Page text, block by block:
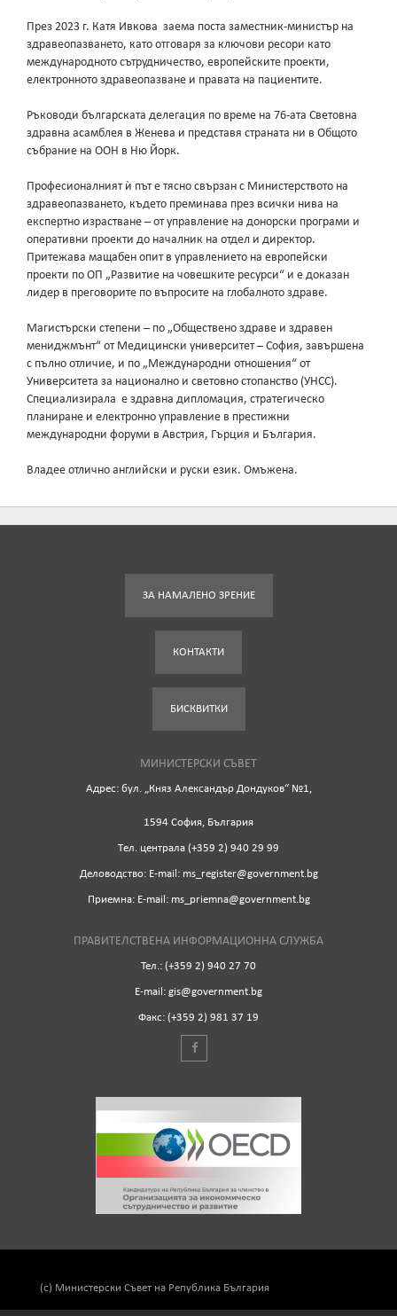
През 2023 г. Катя Ивкова заема поста заместник-министър на
здравеопазването, като отговаря за ключови ресори като
международното сътрудничество, европейските проекти,
електронното здравеопазване и правата на пациентите.
Ръководи българската делегация по време на 76-ата Световна
здравна асамблея в Женева и представя страната ни в Общото
събрание на ООН в Ню Йорк.
Професионалният ѝ път е тясно свързан с Министерството на
здравеопазването, където преминава през всички нива на
експертно израстване – от управление на донорски програми и
оперативни проекти до началник на отдел и директор.
Притежава мащабен опит в управлението на европейски
проекти по ОП „Развитие на човешките ресурси“ и е доказан
лидер в преговорите по въпросите на глобалното здраве.
Магистърски степени – по „Обществено здраве и здравен
мениджмънт“ от Медицински университет – София, завършена
с пълно отличие, и по „Международни отношения“ от
Университета за национално и световно стопанство (УНСС).
Специализирала е здравна дипломация, стратегическо
планиране и електронно управление в престижни
международни форуми в Австрия, Гърция и България.
Владее отлично английски и руски език. Омъжена.
ЗА НАМАЛЕНО ЗРЕНИЕ
КОНТАКТИ
БИСКВИТКИ
МИНИСТЕРСКИ СЪВЕТ
Адрес: бул. „Княз Александър Дондуков“ №1,
1594 София, България
Tел. централа (+359 2) 940 29 99
Деловодство: Е-mail: ms_register@government.bg
Приемна: Е-mail: ms_priemna@government.bg
ПРАВИТЕЛСТВЕНА ИНФОРМАЦИОННА СЛУЖБА
Тел.: (+359 2) 940 27 70
Е-mail: gis@government.bg
Факс: (+359 2) 981 37 19
(c) Министерски Съвет на Република България